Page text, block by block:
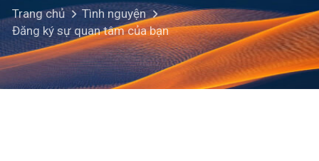
Trang chủ
Tình nguyện
Đăng ký sự quan tâm của bạn